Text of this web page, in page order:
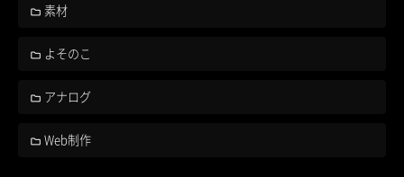
素材
よそのこ
アナログ
Web制作